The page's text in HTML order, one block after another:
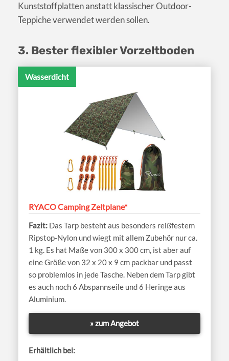
Kunststoffplatten anstatt klassischer Outdoor-
Teppiche verwendet werden sollen.
3. Bester flexibler Vorzeltboden
Wasserdicht
RYACO Camping Zeltplane*
Das Tarp besteht aus besonders reißfestem
Ripstop-Nylon und wiegt mit allem Zubehör nur ca.
1 kg. Es hat Maße von 300 x 300 cm, ist aber auf
eine Größe von 32 x 20 x 9 cm packbar und passt
so problemlos in jede Tasche. Neben dem Tarp gibt
es auch noch 6 Abspannseile und 6 Heringe aus
Aluminium.
» zum Angebot
Erhältlich bei: